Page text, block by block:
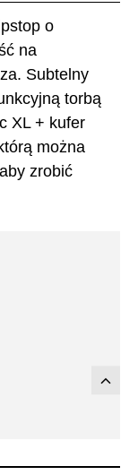
o
na
Subtelny
torbą
XL + kufer
można
zrobić